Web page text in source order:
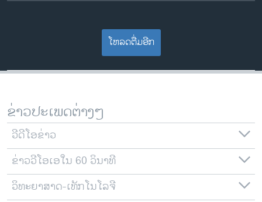
ໂຫລດຕື່ມອີກ
ຂ່າວປະເພດຕ່າງໆ
ວີດີໂອຂ່າວ
ຂ່າວວີໂອເອໃນ 60 ວິນາທີ
ວິທະຍາສາດ-ເທັກໂນໂລຈີ